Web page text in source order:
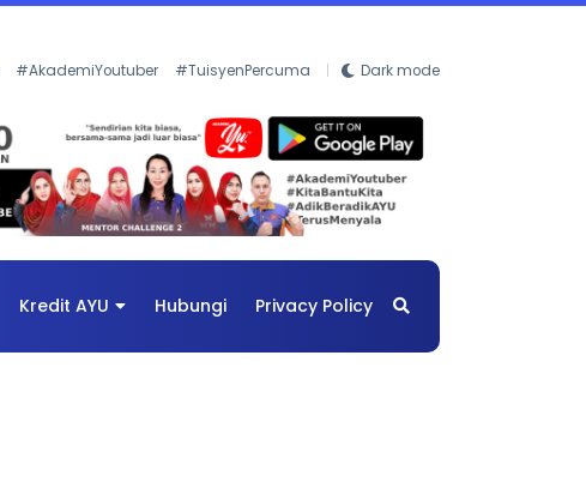
#AkademiYoutuber #TuisyenPercuma Dark mode
Kredit AYU Hubungi Privacy Policy